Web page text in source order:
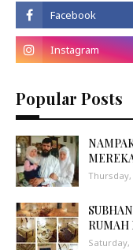
Popular Posts
Thursday,
Saturday,